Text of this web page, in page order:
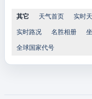
其它 天气首页 实时
实时路况 名胜相册
全球国家代号